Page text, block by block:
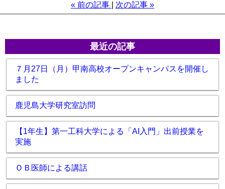
« 前の記事 次の記事 »
最近の記事
７月27日（月）甲南高校オープンキャンパスを開催し
ました
鹿児島大学研究室訪問
【1年生】第一工科大学による「AI入門」出前授業を
実施
ＯＢ医師による講話